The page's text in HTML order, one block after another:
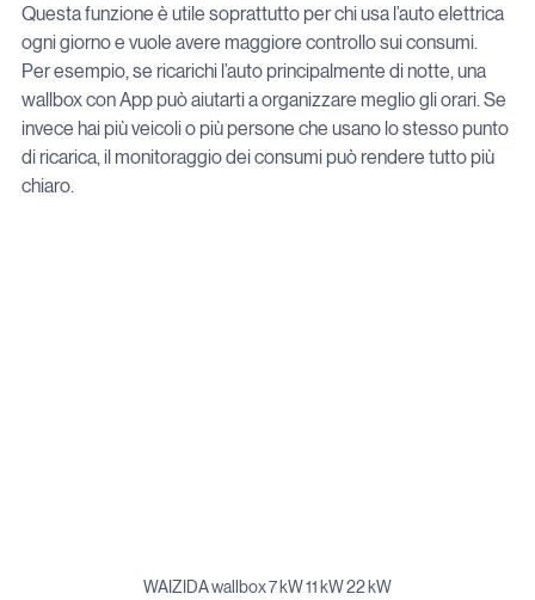
Questa funzione è utile soprattutto per chi usa l’auto elettrica
ogni giorno e vuole avere maggiore controllo sui consumi.
Per esempio, se ricarichi l’auto principalmente di notte, una
wallbox con App può aiutarti a organizzare meglio gli orari. Se
invece hai più veicoli o più persone che usano lo stesso punto
di ricarica, il monitoraggio dei consumi può rendere tutto più
chiaro.
WAIZIDA wallbox 7 kW 11 kW 22 kW